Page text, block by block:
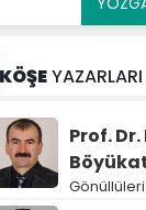
KÖŞEYAZARLARI
Prof.